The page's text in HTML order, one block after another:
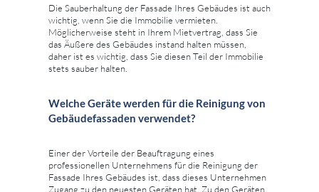
Die Sauberhaltung der Fassade Ihres Gebäudes ist auch
wichtig, wenn Sie die Immobilie vermieten.
Möglicherweise steht in Ihrem Mietvertrag, dass Sie
das Äußere des Gebäudes instand halten müssen,
daher ist es wichtig, dass Sie diesen Teil der Immobilie
stets sauber halten.
Welche Geräte werden für die Reinigung von
Gebäudefassaden verwendet?
Einer der Vorteile der Beauftragung eines
professionellen Unternehmens für die Reinigung der
Fassade Ihres Gebäudes ist, dass dieses Unternehmen
Zugang zu den neuesten Geräten hat. Zu den Geräten,